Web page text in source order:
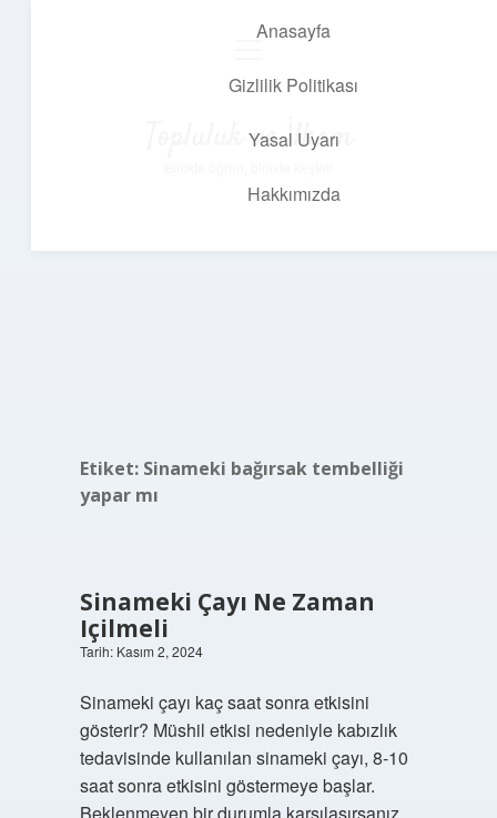
Anasayfa
Gizlilik Politikası
Yasal Uyarı
Hakkımızda
Topluluk ve İlham
Etiket: Sinameki bağırsak tembelliği
yapar mı
Sinameki Çayı Ne Zaman
Içilmeli
Tarih: Kasım 2, 2024
Sinameki çayı kaç saat sonra etkisini
gösterir? Müshil etkisi nedeniyle kabızlık
tedavisinde kullanılan sinameki çayı, 8-10
saat sonra etkisini göstermeye başlar.